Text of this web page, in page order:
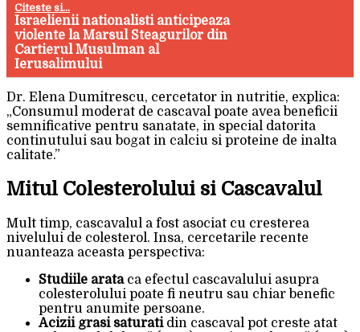
Citeste si...
Israelienii nationalisti anticipeaza
violente la Marsul Steagurilor din
Cartierul Musulman al
Ierusalimului
Dr. Elena Dumitrescu, cercetator in nutritie, explica:
„Consumul moderat de cascaval poate avea beneficii
semnificative pentru sanatate, in special datorita
continutului sau bogat in calciu si proteine de inalta
calitate.”
Mitul Colesterolului si Cascavalul
Mult timp, cascavalul a fost asociat cu cresterea
nivelului de colesterol. Insa, cercetarile recente
nuanteaza aceasta perspectiva:
Studiile arataca efectul cascavalului asupra
colesterolului poate fi neutru sau chiar benefic
pentru anumite persoane.
Acizii grasi saturatidin cascaval pot creste atat